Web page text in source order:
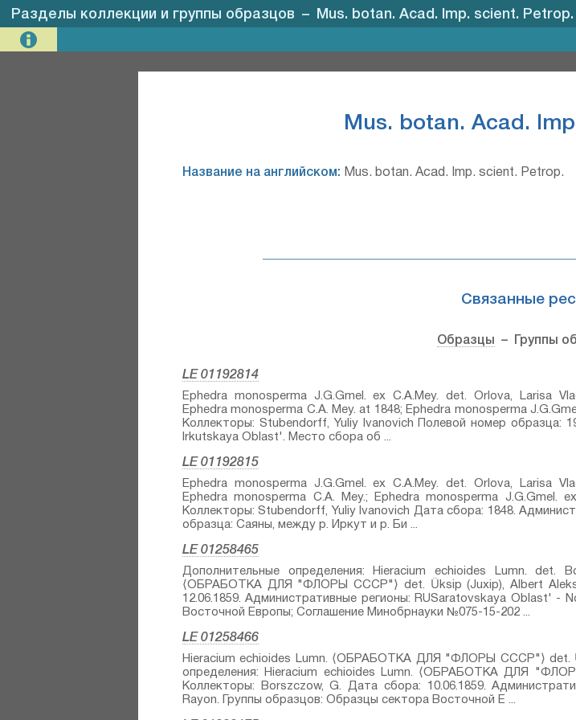
Разделы коллекции и группы образцов – Mus. botan. Acad. Imp. scient. Petrop.
Mus. botan. Acad.
Название на английском: Mus. botan. Acad. Imp. scient. Petrop.
Связанные
Образцы – Группы
LE 01192814
Ephedra monosperma J.G.Gmel. ex C.A.Mey.⁣ det. Orlova, Larisa
Ephedra monosperma C.A. Mey.⁣ at 1848; Ephedra monosperma
Коллекторы: Stubendorff, Yuliy Ivanovich Полевой номер образца:
Irkutskaya Oblast'. Место сбора об ...
LE 01192815
Ephedra monosperma J.G.Gmel. ex C.A.Mey.⁣ det. Orlova, Larisa
Ephedra monosperma C.A. Mey.⁣; Ephedra monosperma J.G.Gmel.
Коллекторы: Stubendorff, Yuliy Ivanovich Дата сбора: 1848.
образца: Саяны, между р. Иркут и р. Би ...
LE 01258465
Дополнительные определения: Hieracium echioides Lumn.⁣ det.
⟨ОБРАБОТКА ДЛЯ "ФЛОРЫ СССР"⟩ det. Üksip (Juxip), Albert
12.06.1859. Административные регионы: RUSaratovskaya Oblast' -
Восточной Европы; Соглашение Минобрнауки №075-15-202 ...
LE 01258466
Hieracium echioides Lumn.⁣ ⟨ОБРАБОТКА ДЛЯ "ФЛОРЫ СССР"⟩ det.
определения: Hieracium echioides Lumn.⁣ ⟨ОБРАБОТКА ДЛЯ
Коллекторы: Borszczow, G. Дата сбора: 10.06.1859.
Rayon. Группы образцов: Образцы сектора Восточной Е ...